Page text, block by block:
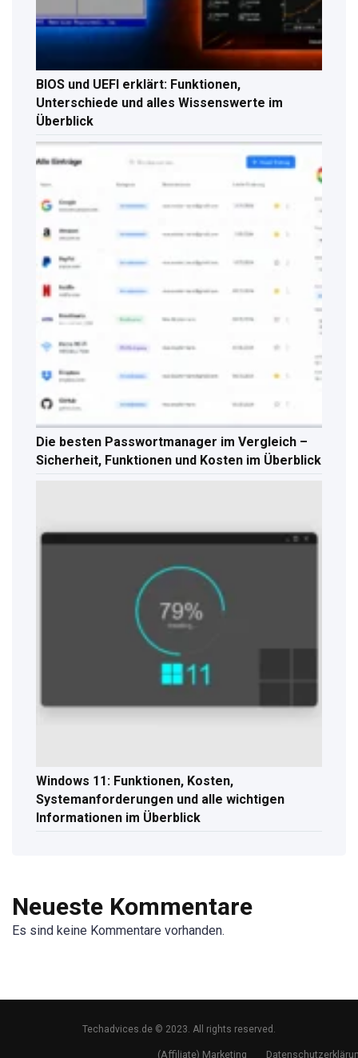
BIOS und UEFI erklärt: Funktionen,
Unterschiede und alles Wissenswerte im
Überblick
Die besten Passwortmanager im Vergleich –
Sicherheit, Funktionen und Kosten im Überblick
Windows 11: Funktionen, Kosten,
Systemanforderungen und alle wichtigen
Informationen im Überblick
Neueste Kommentare
Es sind keine Kommentare vorhanden.
Techadvices.de © 2023. All rights reserved.
(Affiliate) Marketing